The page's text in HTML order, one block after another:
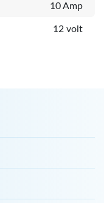
10 Amp
12 volt